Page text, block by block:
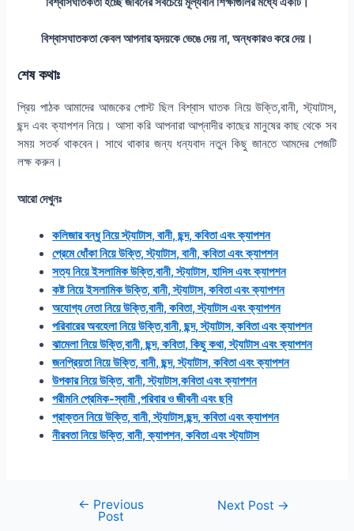
বিশ্বাসঘাতকতা কেবল আপনার হৃদয়কে ভেঙে দেয় না, অন্ধকারও করে দেয়।
শেষ কথাঃ
প্রিয় পাঠক আমাদের আজকের পোস্ট ছিল বিশ্বাস ঘাতক নিয়ে উক্তি,বানী, স্ট্যাটাস,
ছন্দ এবং ক্যাপশন নিয়ে। আসা করি আপনারা আপ্নাদীর কাছের মানুষের কাছ থেকে সব
সময় সতর্ক থাকবেন। সাথে থাকার জন্য ধন্যবাদ নতুন কিছু জানতে আমদের পেজটি
লক্ষ করুন।
আরো দেখুনঃ
কলিজার বন্ধু নিয়ে স্ট্যাটাস, বানী, ছন্দ, কবিতা এবং ক্যাপশন
প্রেমে ধোঁকা নিয়ে উক্তি, স্ট্যাটাস, বানী, কবিতা এবং ক্যাপশন
সত্য নিয়ে ইসলামিক উক্তি,বানী, স্ট্যাটাস, হাদিস এবং ক্যাপশন
কষ্ট নিয়ে ইসলামিক উক্তি, বানী, স্ট্যাটাস, কবিতা এবং ক্যাপশন
অযোগ্য নেতা নিয়ে উক্তি,বানী, কবিতা, স্ট্যাটাস এবং ক্যাপশন
পরিবারের অবহেলা নিয়ে উক্তি,বানী, ছন্দ, স্ট্যাটাস, কবিতা এবং ক্যাপশন
ঝামেলা নিয়ে উক্তি,বানী, ছন্দ, কবিতা, কিছু কথা, স্ট্যাটাস এবং ক্যাপশন
জনপ্রিয়তা নিয়ে উক্তি, বানী, ছন্দ, স্ট্যাটাস, কবিতা এবং ক্যাপশন
উপকার নিয়ে উক্তি, বানী, স্ট্যাটাস,কবিতা এবং ক্যাপশন
পরীমনি প্রেমিক-স্বামী ,পরিবার ও জীবনী এবং ছবি
প্রাক্তন নিয়ে উক্তি, বানী, স্ট্যাটাস,ছন্দ, কবিতা এবং ক্যাপশন
নীরবতা নিয়ে উক্তি, বানী, ক্যাপশন, কবিতা এবং স্ট্যাটাস
navigation
← Previous
Post
Next Post →